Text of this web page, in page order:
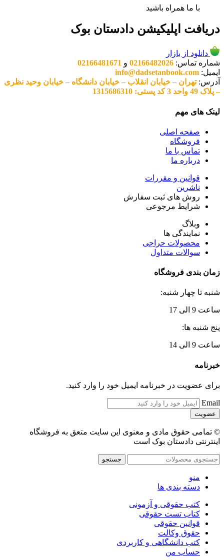
با ما همراه باشید
دریافت اپلیکیشن دادستان بوک
دانلود از بازار
شماره تماس: 02166482026 و 02166481671
ایمیل: info@dadsetanbook.com
آدرس:تهران – خیابان انقلاب – خیابان دانشگاه – خیابان وحید نظری
– پلاک 49 واحد 3 کد پستی: 1315686310
لینک های مهم
صفحه اصلی
فروشگاه
تماس با ما
درباره ما
قوانین و مقررات
ناشرین
روش های ثبت سفارش
شرایط مرجوعی
وبلاگ
نمایندگی ها
محصولات حراجی
سوالات متداول
زمان بندی فروشگاه
شنبه تا چهار شنبه:
ساعت 9 الی 17
پنج شنبه ها:
ساعت 9 الی 14
خبرنامه
برای عضویت در خبرنامه ایمیل خود را وارد کنید.
Email
© تمامی حقوق مادی و معنوی این سایت متعق به فروشگاه
اینترنتی دادستان بوک است
جستجو
منو
دسته بندی ها
کتب حقوقی و آزمونی
کتاب تست حقوقی
قوانین حقوقی
حقوق وکالت
کتب دانشگاهی و کاربردی
حساب من